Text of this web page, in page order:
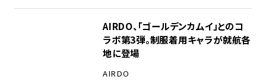
AIRDO、「ゴールデンカムイ」とのコ
ラボ第3弾。制服着用キャラが就航各
地に登場
AIRDO